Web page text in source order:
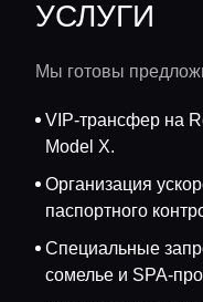
УСЛУГИ
Мы готовы
VIP-трансфер на
Model X.
Организация
паспортного
Специальные
сомелье и SPA-